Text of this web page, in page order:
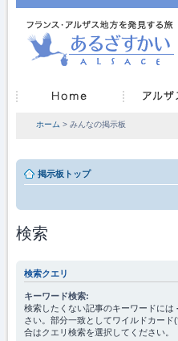
ホーム > みんなの掲示板
掲示板トップ
検索
検索クエリ
キーワード検索:
検索したくない記事のキーワードには
さい。部分一致としてワイルドカー
合はクエリ検索を選択してください。